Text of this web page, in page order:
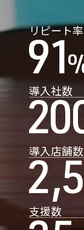
リピート率
導入社数
導入店舗数
支援数